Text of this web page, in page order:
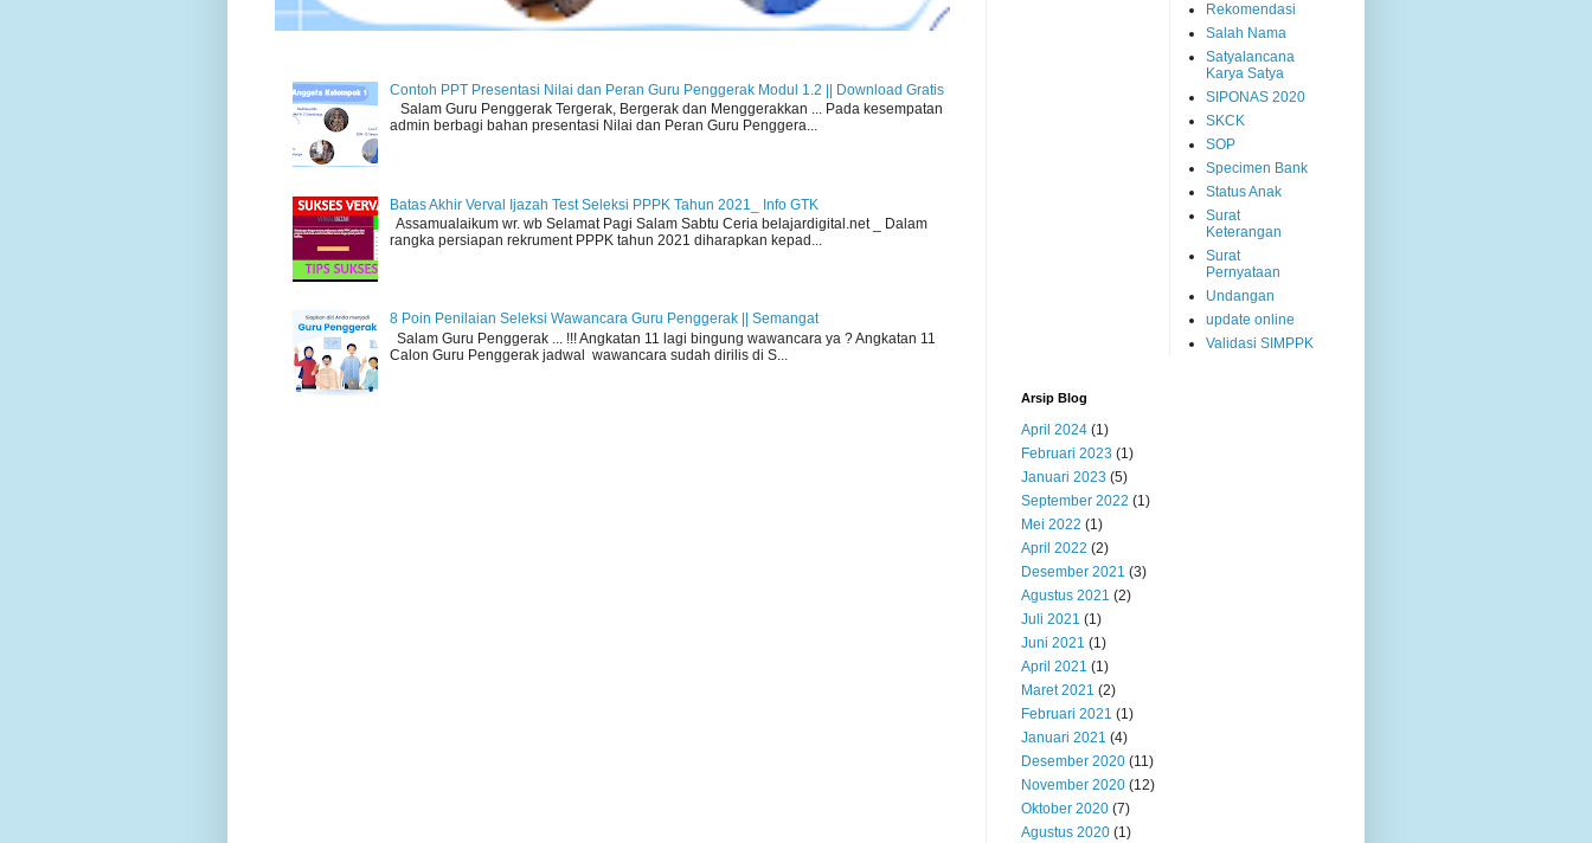
Contoh PPT Presentasi Nilai dan Peran Guru Penggerak Modul 1.2 || Download Gratis
Salam Guru Penggerak Tergerak, Bergerak dan Menggerakkan ... Pada kesempatan
admin berbagi bahan presentasi Nilai dan Peran Guru Penggera...
Batas Akhir Verval Ijazah Test Seleksi PPPK Tahun 2021_ Info GTK
Assamualaikum wr. wb Selamat Pagi Salam Sabtu Ceria belajardigital.net _ Dalam
rangka persiapan rekrument PPPK tahun 2021 diharapkan kepad...
8 Poin Penilaian Seleksi Wawancara Guru Penggerak || Semangat
Salam Guru Penggerak ... !!! Angkatan 11 lagi bingung wawancara ya ? Angkatan 11
Calon Guru Penggerak jadwal wawancara sudah dirilis di S...
Rekomendasi
Salah Nama
Satyalancana
Karya Satya
SIPONAS 2020
SKCK
SOP
Specimen Bank
Status Anak
Surat
Keterangan
Surat
Pernyataan
Undangan
update online
Validasi SIMPPK
Arsip Blog
April 2024 (1)
Februari 2023 (1)
Januari 2023 (5)
September 2022 (1)
Mei 2022 (1)
April 2022 (2)
Desember 2021 (3)
Agustus 2021 (2)
Juli 2021 (1)
Juni 2021 (1)
April 2021 (1)
Maret 2021 (2)
Februari 2021 (1)
Januari 2021 (4)
Desember 2020 (11)
November 2020 (12)
Oktober 2020 (7)
Agustus 2020 (1)